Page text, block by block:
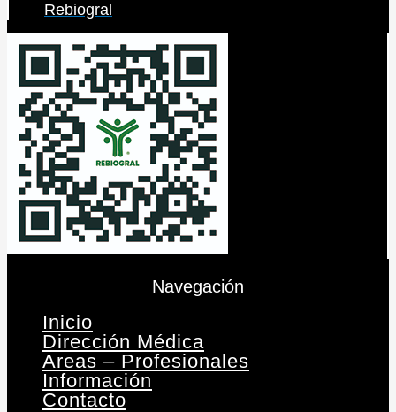
Rebiogral
Navegación
Inicio
Dirección Médica
Areas – Profesionales
Información
Contacto